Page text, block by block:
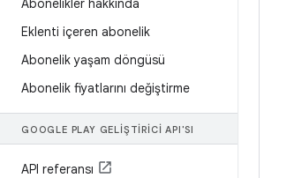
Abonelikler hakkında
Eklenti içeren abonelik
Abonelik yaşam döngüsü
Abonelik fiyatlarını değiştirme
GOOGLE PLAY GELIŞTIRICI API'SI
API referansı